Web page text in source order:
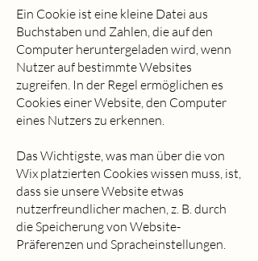
Ein Cookie ist eine kleine Datei aus
Buchstaben und Zahlen, die auf den
Computer heruntergeladen wird, wenn
Nutzer auf bestimmte Websites
zugreifen. In der Regel ermöglichen es
Cookies einer Website, den Computer
eines Nutzers zu erkennen.
Das Wichtigste, was man über die von
Wix platzierten Cookies wissen muss, ist,
dass sie unsere Website etwas
nutzerfreundlicher machen, z. B. durch
die Speicherung von Website-
Präferenzen und Spracheinstellungen.